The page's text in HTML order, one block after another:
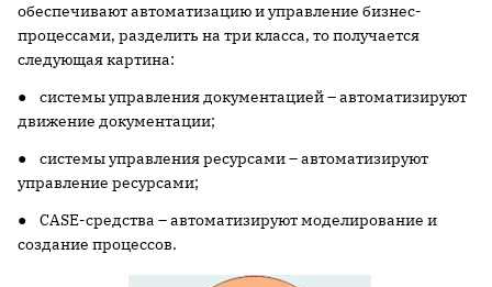
обеспечивают автоматизацию и управление бизнес-
процессами, разделить на три класса, то получается
следующая картина:
● системы управления документацией – автоматизируют
движение документации;
● системы управления ресурсами – автоматизируют
управление ресурсами;
● CASE-средства – автоматизируют моделирование и
создание процессов.